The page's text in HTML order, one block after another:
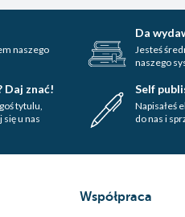
naszego
Da
Jesteś
naszego
Daj znać!
tytulu,
się u nas
Self
Napisałeś
do nas i
Współpraca